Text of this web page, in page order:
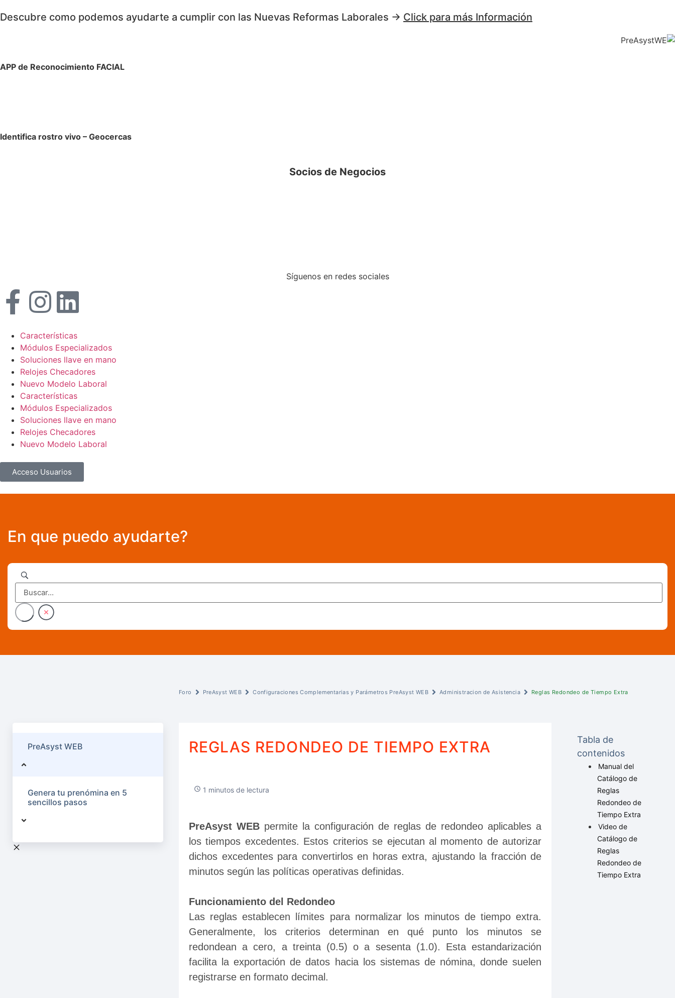
Descubre como podemos ayudarte a cumplir con las Nuevas Reformas Laborales → Click para más Información
APP de Reconocimiento FACIAL
Identifica rostro vivo – Geocercas
Socios de Negocios
Síguenos en redes sociales
Características
Módulos Especializados
Soluciones llave en mano
Relojes Checadores
Nuevo Modelo Laboral
Características
Módulos Especializados
Soluciones llave en mano
Relojes Checadores
Nuevo Modelo Laboral
Acceso Usuarios
En que puedo ayudarte?
PreAsyst WEB
Genera tu prenómina en 5
sencillos pasos
Foro PreAsyst WEB Configuraciones Complementarias y Parámetros PreAsyst WEB Administracion de Asistencia Reglas Redondeo de Tiempo Extra
REGLAS REDONDEO DE TIEMPO EXTRA
1 minutos de lectura
PreAsyst WEB permite la configuración de reglas de redondeo aplicables a
los tiempos excedentes. Estos criterios se ejecutan al momento de autorizar
dichos excedentes para convertirlos en horas extra, ajustando la fracción de
minutos según las políticas operativas definidas.
Funcionamiento del Redondeo
Las reglas establecen límites para normalizar los minutos de tiempo extra.
Generalmente, los criterios determinan en qué punto los minutos se
redondean a cero, a treinta (0.5) o a sesenta (1.0). Esta estandarización
facilita la exportación de datos hacia los sistemas de nómina, donde suelen
registrarse en formato decimal.
Tabla de
contenidos
Manual del
Catálogo de
Reglas
Redondeo de
Tiempo Extra
Video de
Catálogo de
Reglas
Redondeo de
Tiempo Extra